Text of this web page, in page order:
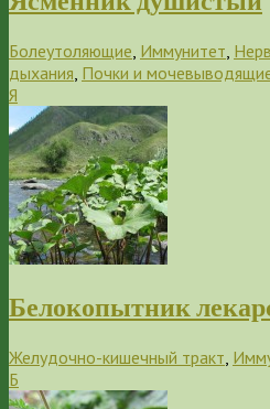
Болеутоляющие Иммунитет
дыхания Почки и
Я
Белокопытник
Желудочно-кишечный тракт
Б